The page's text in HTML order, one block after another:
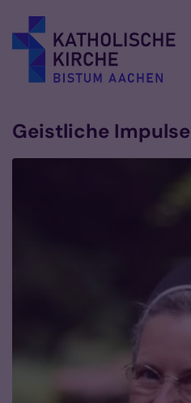
Geistliche Impulse